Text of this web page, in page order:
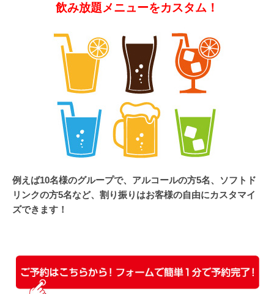
飲み放題メニューをカスタム！
例えば10名様のグループで、アルコールの方5名、ソフトド
リンクの方5名など、割り振りはお客様の自由にカスタマイ
ズできます！